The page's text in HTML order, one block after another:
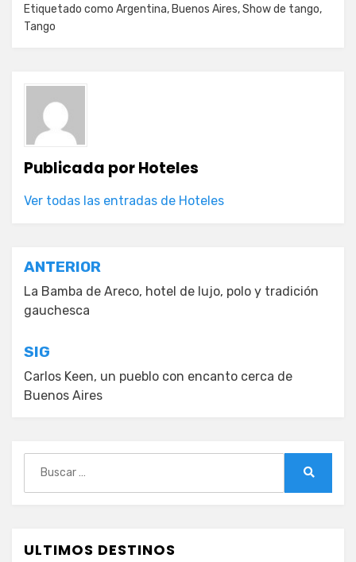
Etiquetado como Argentina, Buenos Aires,Show de tango,
Tango
Publicada porHoteles
Ver todas las entradas de Hoteles
Navegación
de
entradas
ANTERIOR
La Bamba de Areco, hotel de lujo, polo y tradición
gauchesca
SIG
Carlos Keen, un pueblo con encanto cerca de
Buenos Aires
ULTIMOS DESTINOS